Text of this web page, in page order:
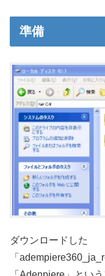
準備
ダウンロードした
「